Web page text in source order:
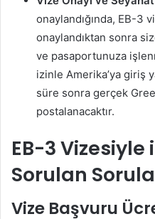
onaylandığında, EB-3
onaylandıktan sonra
ve pasaportunuza
izinle Amerika’ya giriş
süre sonra gerçek
postalanacaktır.
EB-3 Vizesiyle
Sorulan
Vize Başvuru